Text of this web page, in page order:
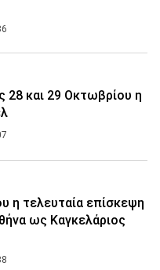
28 και 29 Οκτωβρίου η
η τελευταία επίσκεψη
ως Καγκελάριος